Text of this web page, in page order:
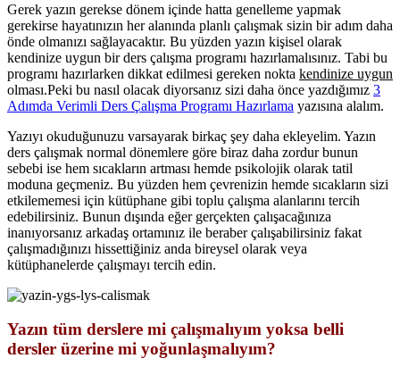
Gerek yazın gerekse dönem içinde hatta genelleme yapmak
gerekirse hayatınızın her alanında planlı çalışmak sizin bir adım daha
önde olmanızı sağlayacaktır. Bu yüzden yazın kişisel olarak
kendinize uygun bir ders çalışma programı hazırlamalısınız. Tabi bu
programı hazırlarken dikkat edilmesi gereken nokta kendinize uygun
olması.Peki bu nasıl olacak diyorsanız sizi daha önce yazdığımız 3
Adımda Verimli Ders Çalışma Programı Hazırlama yazısına alalım.
Yazıyı okuduğunuzu varsayarak birkaç şey daha ekleyelim. Yazın
ders çalışmak normal dönemlere göre biraz daha zordur bunun
sebebi ise hem sıcakların artması hemde psikolojik olarak tatil
moduna geçmeniz. Bu yüzden hem çevrenizin hemde sıcakların sizi
etkilememesi için kütüphane gibi toplu çalışma alanlarını tercih
edebilirsiniz. Bunun dışında eğer gerçekten çalışacağınıza
inanıyorsanız arkadaş ortamınız ile beraber çalışabilirsiniz fakat
çalışmadığınızı hissettiğiniz anda bireysel olarak veya
kütüphanelerde çalışmayı tercih edin.
Yazın tüm derslere mi çalışmalıyım yoksa belli
dersler üzerine mi yoğunlaşmalıyım?